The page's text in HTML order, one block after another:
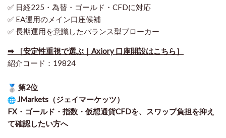
✅ 日経225・為替・ゴールド・CFDに対応
✅ EA運用のメイン口座候補
✅ 長期運用を意識したバランス型ブローカー
➡ ［安定性重視で選ぶ｜Axiory 口座開設はこちら］
紹介コード：19824
第2位
JMarkets（ジェイマーケッツ）
FX・ゴールド・指数・仮想通貨CFDを、スワップ負担を抑え
て確認したい方へ